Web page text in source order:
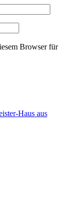
Browser für